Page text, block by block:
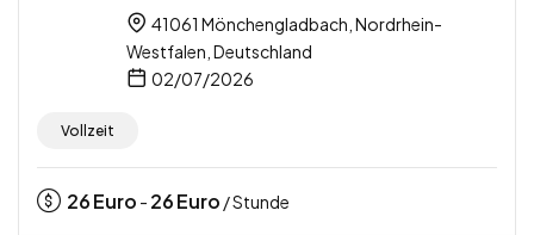
41061 Mönchengladbach, Nordrhein-
Westfalen, Deutschland
02/07/2026
Vollzeit
26Euro - 26Euro / Stunde